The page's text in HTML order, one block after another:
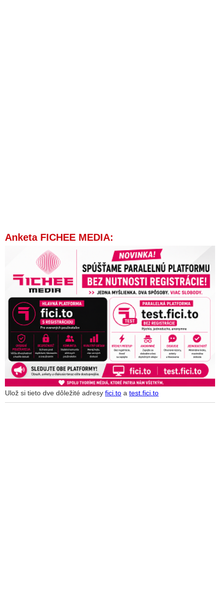
Anketa FICHEE MEDIA:
Ulož si tieto dve dôležité adresy fici.to a test.fici.to